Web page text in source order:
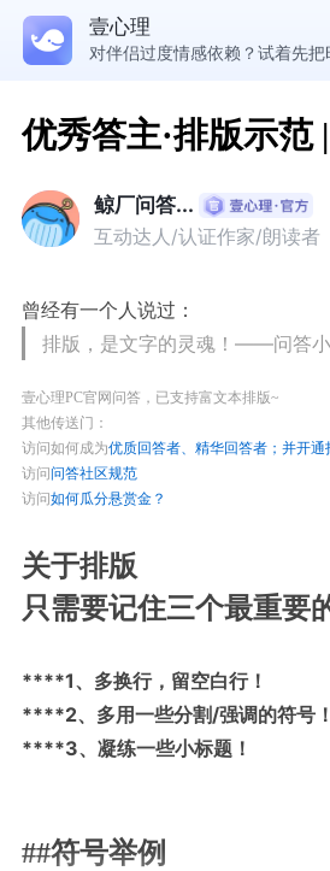
壹心理
优秀答主·排版示范
鲸厂问答...
互动达人/认证作家/朗读者
曾经有一个人说过：
排版，是文字的灵魂！——问答
壹心理PC官网问答，已支持富文本排版~
其他传送门：
访问如何成为优质回答者、精华回答者；并开通
访问问答社区规范
访问如何瓜分悬赏金？
关于排版
只需要记住三个最重要
****1、多换行，留空白行！
****2、多用一些分割/强调的符号！
****3、凝练一些小标题！
##符号举例